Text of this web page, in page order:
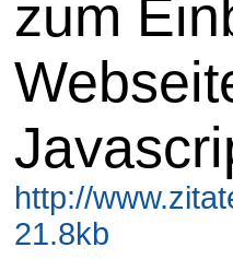
zum
http://
21.8kb